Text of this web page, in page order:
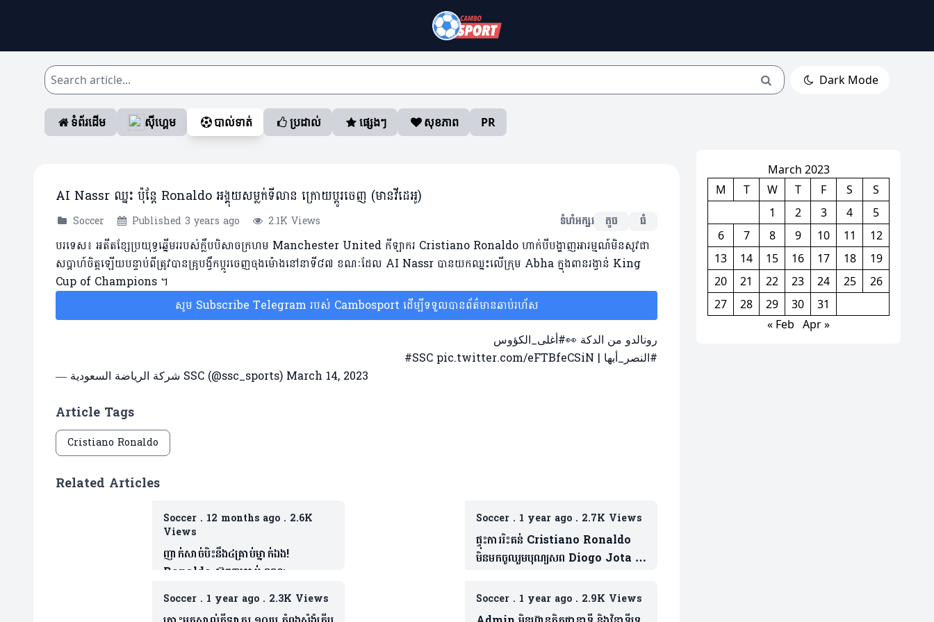
Dark Mode
ទំព័រដើម ស៊ីហ្គេម បាល់ទាត់ ប្រដាល់ ផ្សេងៗ សុខភាព PR
AI Nassr ឈ្នះ ប៉ុន្តែ Ronaldo អង្គុយសម្លក់ទីលាន ក្រោយប្តូរចេញ (មានវីដេអូ)
Soccer Published 3 years ago 2.1K Views ទំហំអក្សរ តូច ធំ
បរទេស៖ អតីតខ្សែប្រយុទ្ធឆ្នើមររបស់ក្លឹបបិសាចក្រហម ​Manchester United កីឡាករ Cristiano Ronaldo ហាក់បីបង្ហាញអារម្មណ៍មិនសូវជា
សប្តាហ៍ចិត្តឡើយបន្ទាប់ពីត្រូវបានគ្រូបង្វឹកប្តូរចេញចុងម៉ោងនៅនាទី៨៧ ខណៈដែល AI Nassr បានយកឈ្នះលើក្រុម Abha ក្នុងពានរង្វាន់ King
Cup of Champions ។
សូម Subscribe Telegram របស់ Cambosport ដើម្បីទទួលបានព័ត៌មានឆាប់រហ័ស
رونالدو من الدكة 👀#أغلى_الكؤوس
#النصر_أبها ⁩ | ⁦
#SSC pic.twitter.com/eFTBfeCSiN
— شركة الرياضة السعودية SSC (@ssc_sports) March 14, 2023
Article Tags
Cristiano Ronaldo
Related Articles
Soccer. 12 months ago. 2.6K
Views
ញាក់សាច់បិះនឹង៤គ្រាប់ម្នាក់ឯង!
Ronaldo ស៊ុត៣គ្រាប់ ខណៈ
ហ្វេនវែកញែក Joao Felix
Soccer. 1 year ago. 2.7K Views
ផ្ទុះការរិះគន់ Cristiano Ronaldo
មិនមកចូលរួមបុណ្យសព Diogo Jota !
Soccer. 1 year ago. 2.3K Views Soccer. 1 year ago. 2.9K Views
March 2023
M
T W T F S
S
1
2 3 4
5
6
7 8 9 10 11
12
13
14 15 16 17 18
19
20
21 22 23 24 25
26
27
28 29 30
31
« Feb Apr »